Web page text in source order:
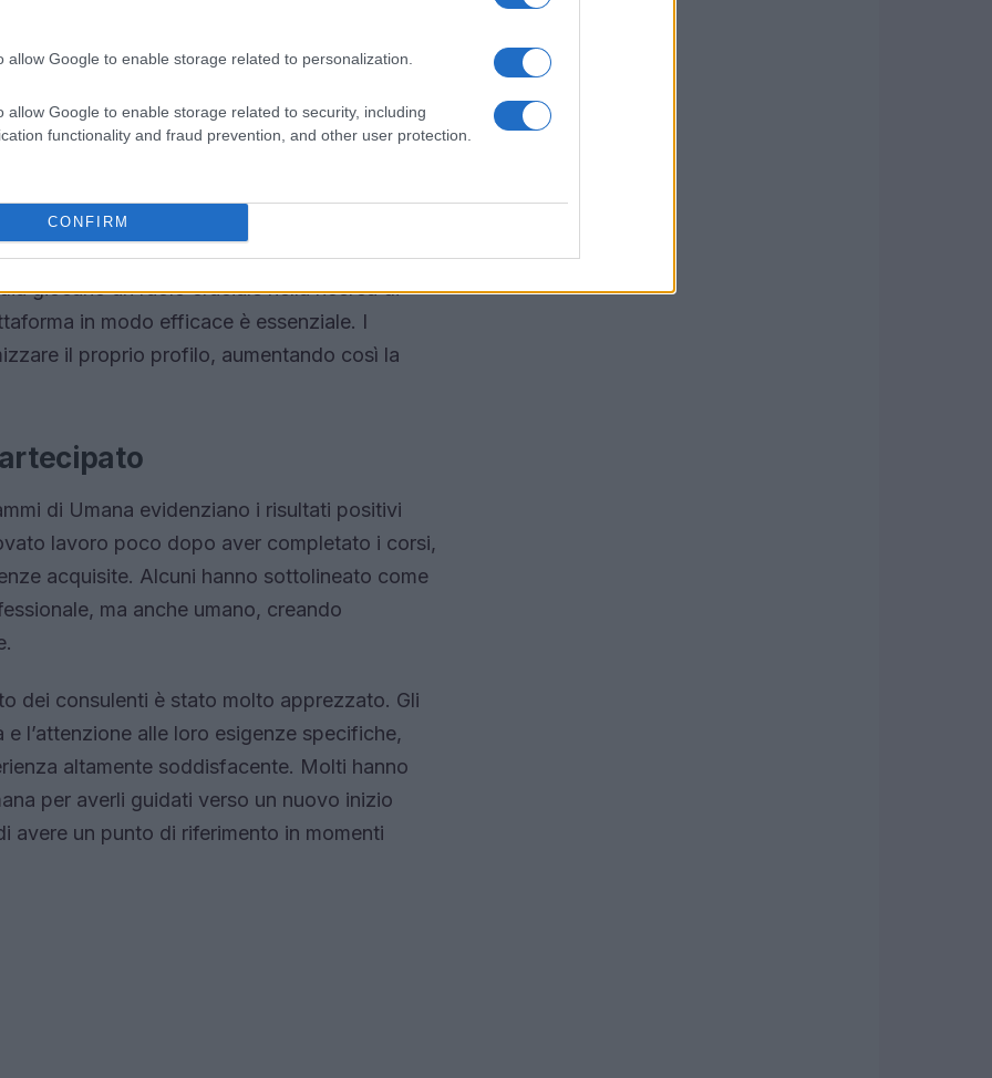
allow Google to enable storage related to personalization.
allow Google to enable storage related to security, including
functionality and fraud prevention, and other user protection.
CONFIRM
è stato quello dedicato all’uso di
giocano un ruolo cruciale nella ricerca di
in modo efficace è essenziale. I
il proprio profilo, aumentando così la
di Umana evidenziano i risultati positivi
lavoro poco dopo aver completato i corsi,
acquisite. Alcuni hanno sottolineato come
ma anche umano, creando
dei consulenti è stato molto apprezzato. Gli
l’attenzione alle loro esigenze specifiche,
altamente soddisfacente. Molti hanno
per averli guidati verso un nuovo inizio
avere un punto di riferimento in momenti